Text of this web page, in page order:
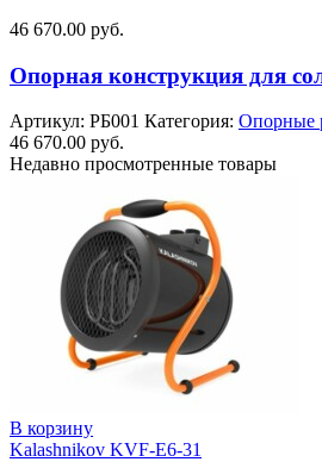
46 670.00 руб.
Опорная конструкция для
Артикул: РБ001 Категория: Опорные
46 670.00 руб.
Недавно просмотренные товары
В корзину
Kalashnikov KVF-E6-31